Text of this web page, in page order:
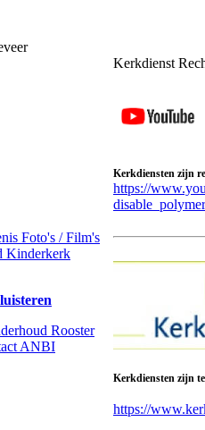
Foto's / Film's
Kinderkerk
Rooster
ANBI
Kerkdienst
Kerkdiensten zijn
https://
Kerkdiensten zijn
https://